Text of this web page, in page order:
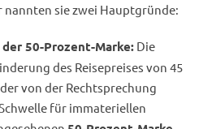
nannten sie zwei Hauptgründe:
50-Prozent-Marke: Die
des Reisepreises von 45
von der Rechtsprechung
für immateriellen